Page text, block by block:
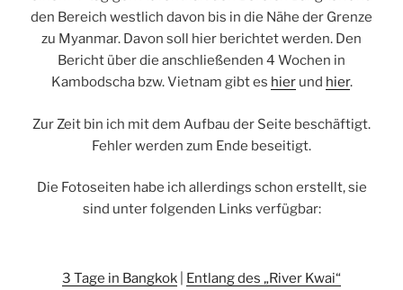
den Bereich westlich davon bis in die Nähe der Grenze
zu Myanmar. Davon soll hier berichtet werden. Den
Bericht über die anschließenden 4 Wochen in
Kambodscha bzw. Vietnam gibt es hierund hier.
Zur Zeit bin ich mit dem Aufbau der Seite beschäftigt.
Fehler werden zum Ende beseitigt.
Die Fotoseiten habe ich allerdings schon erstellt, sie
sind unter folgenden Links verfügbar:
3 Tage in Bangkok Entlang des „River Kwai“